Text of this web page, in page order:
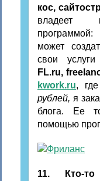
кос,
владеет
может
свои
FL.ru,
kwork.ru,
рублей, я
блога. Ее
помощью
11. Кто-то